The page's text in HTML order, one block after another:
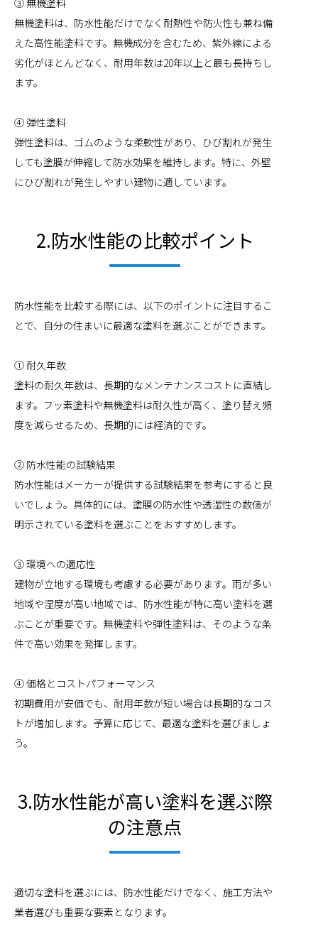
③ 無機塗料
無機塗料は、防水性能だけでなく耐熱性や防火性も兼ね備
えた高性能塗料です。無機成分を含むため、紫外線による
劣化がほとんどなく、耐用年数は20年以上と最も長持ちし
ます。
④ 弾性塗料
弾性塗料は、ゴムのような柔軟性があり、ひび割れが発生
しても塗膜が伸縮して防水効果を維持します。特に、外壁
にひび割れが発生しやすい建物に適しています。
2.防水性能の比較ポイント
防水性能を比較する際には、以下のポイントに注目するこ
とで、自分の住まいに最適な塗料を選ぶことができます。
① 耐久年数
塗料の耐久年数は、長期的なメンテナンスコストに直結し
ます。フッ素塗料や無機塗料は耐久性が高く、塗り替え頻
度を減らせるため、長期的には経済的です。
② 防水性能の試験結果
防水性能はメーカーが提供する試験結果を参考にすると良
いでしょう。具体的には、塗膜の防水性や透湿性の数値が
明示されている塗料を選ぶことをおすすめします。
③ 環境への適応性
建物が立地する環境も考慮する必要があります。雨が多い
地域や湿度が高い地域では、防水性能が特に高い塗料を選
ぶことが重要です。無機塗料や弾性塗料は、そのような条
件で高い効果を発揮します。
④ 価格とコストパフォーマンス
初期費用が安価でも、耐用年数が短い場合は長期的なコス
トが増加します。予算に応じて、最適な塗料を選びましょ
う。
3.防水性能が高い塗料を選ぶ際
の注意点
適切な塗料を選ぶには、防水性能だけでなく、施工方法や
業者選びも重要な要素となります。